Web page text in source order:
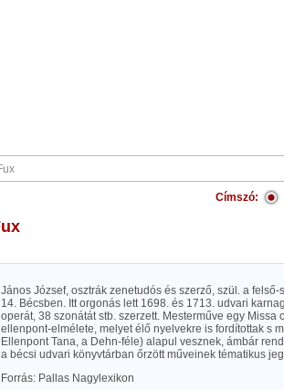
Címszó:
Fux
János József, osztrák zenetudós és szerző, szül. a
14. Bécsben. Itt orgonás lett 1698. és 1713. udvari
operát, 38 szonátát stb. szerzett. Mesterműve egy
ellenpont-elmélete, melyet élő nyelvekre is fordítottak s
Ellenpont Tana, a Dehn-féle) alapul vesznek, ámbár
a bécsi udvari könyvtárban őrzött műveinek tématikus
Forrás: Pallas Nagylexikon